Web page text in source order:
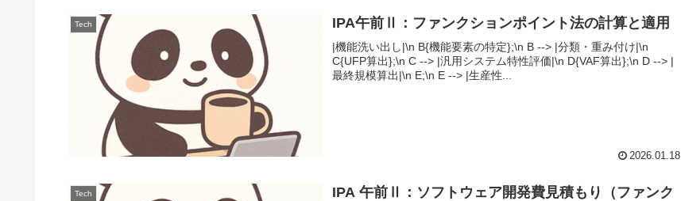
Tech IPA午前Ⅱ：ファンクションポイント法の計算と適用
|機能洗い出し|\n B{機能要素の特定};\n B --> |分類・重み付け|\n
C{UFP算出};\n C --> |汎用システム特性評価|\n D{VAF算出};\n D --> |
最終規模算出|\n E;\n E --> |生産性...
2026.01.18
Tech
IPA 午前Ⅱ：ソフトウェア開発費見積もり（ファンク